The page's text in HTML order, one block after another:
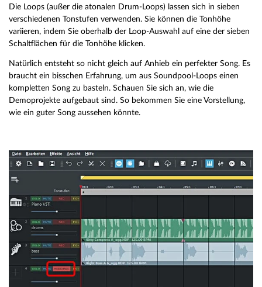
Die Loops (außer die atonalen Drum-Loops) lassen sich in sieben
verschiedenen Tonstufen verwenden. Sie können die Tonhöhe
variieren, indem Sie oberhalb der Loop-Auswahl auf eine der sieben
Schaltflächen für die Tonhöhe klicken.
Natürlich entsteht so nicht gleich auf Anhieb ein perfekter Song. Es
braucht ein bisschen Erfahrung, um aus Soundpool-Loops einen
kompletten Song zu basteln. Schauen Sie sich an, wie die
Demoprojekte aufgebaut sind. So bekommen Sie eine Vorstellung,
wie ein guter Song aussehen könnte.